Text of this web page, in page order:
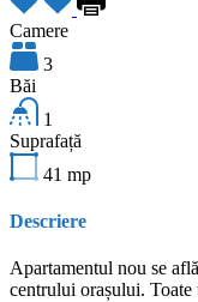
Camere
3
Băi
1
Suprafață
41 mp
Descriere
Apartamentul nou se
centrului orașului.